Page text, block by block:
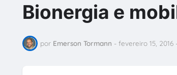
Bionergia e
por Emerson Tormann - fevereiro 15, 2016